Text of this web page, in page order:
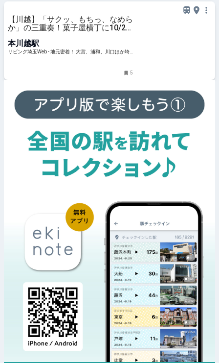
【川越】「サクッ、もちっ、なめら
か」の三重奏！菓子屋横丁に10/29
本川越駅
リビング埼玉Web - 地元密着！ 大宮、浦和、川口ほか埼
5